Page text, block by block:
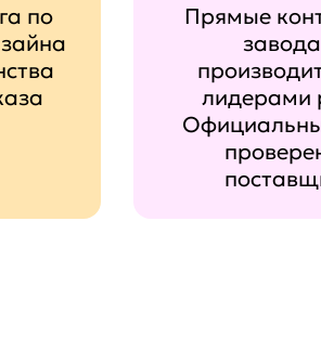
по
Прямые
лидерами